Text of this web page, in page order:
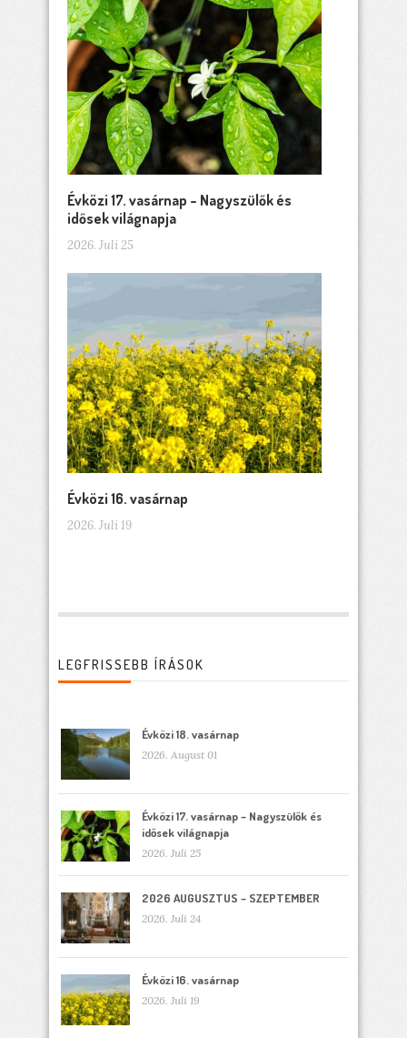
Évközi 17. vasárnap – Nagyszülők és
idősek világnapja
2026. Juli 25
Évközi 16. vasárnap
2026. Juli 19
LEGFRISSEBB ÍRÁSOK
Évközi 18. vasárnap
2026. August 01
Évközi 17. vasárnap – Nagyszülők és
idősek világnapja
2026. Juli 25
2026 AUGUSZTUS – SZEPTEMBER
2026. Juli 24
Évközi 16. vasárnap
2026. Juli 19